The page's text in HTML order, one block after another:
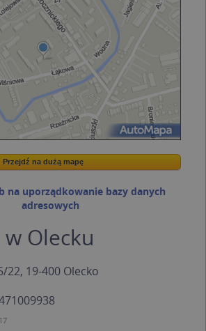
swoją stronę
Przejdź na dużą mapę
Przejdź na dużą mapę
na uporządkowanie bazy danych
adresowych
Olecku
22, 19-400 Olecko